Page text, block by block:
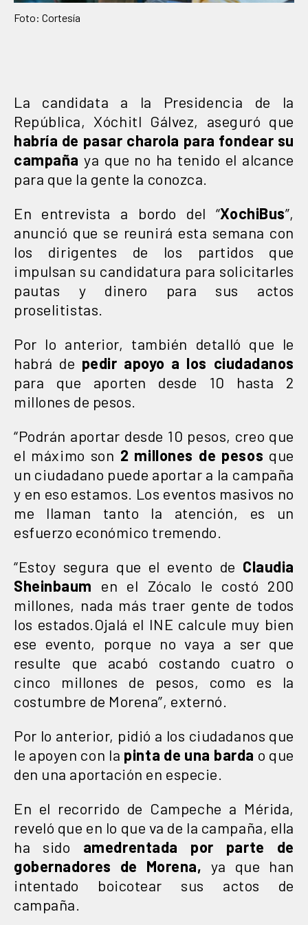
Foto: Cortesía
La candidata a la Presidencia de la
República, Xóchitl Gálvez, aseguró que
habría de pasar charola para fondear su
campaña ya que no ha tenido el alcance
para que la gente la conozca.
En entrevista a bordo del “XochiBus”,
anunció que se reunirá esta semana con
los dirigentes de los partidos que
impulsan su candidatura para solicitarles
pautas y dinero para sus actos
proselitistas.
Por lo anterior, también detalló que le
habrá de pedir apoyo a los ciudadanos
para que aporten desde 10 hasta 2
millones de pesos.
“Podrán aportar desde 10 pesos, creo que
el máximo son 2 millones de pesos que
un ciudadano puede aportar a la campaña
y en eso estamos. Los eventos masivos no
me llaman tanto la atención, es un
esfuerzo económico tremendo.
“Estoy segura que el evento de Claudia
Sheinbaum en el Zócalo le costó 200
millones, nada más traer gente de todos
los estados.Ojalá el INE calcule muy bien
ese evento, porque no vaya a ser que
resulte que acabó costando cuatro o
cinco millones de pesos, como es la
costumbre de Morena”, externó.
Por lo anterior, pidió a los ciudadanos que
le apoyen con la pinta de una barda o que
den una aportación en especie.
En el recorrido de Campeche a Mérida,
reveló que en lo que va de la campaña, ella
ha sido amedrentada por parte de
gobernadores de Morena, ya que han
intentado boicotear sus actos de
campaña.